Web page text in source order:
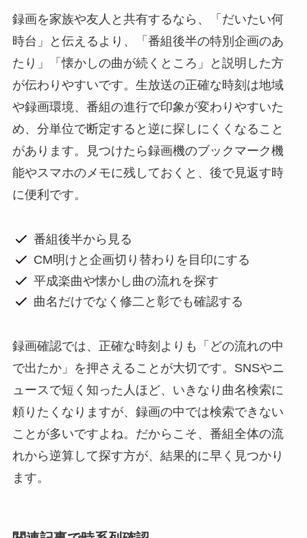
録画を家族や友人と共有するなら、「だいたい何
時台」と伝えるより、「番組後半の特別企画のあ
たり」「懐かしの曲が続くところ」と説明した方
が伝わりやすいです。生放送の正確な時刻は地域
や録画環境、番組の進行で印象が変わりやすいた
め、分単位で断定すると逆に探しにくくなること
があります。見つけたら録画機のブックマーク機
能やスマホのメモに残しておくと、後で見返す時
に便利です。
番組後半から見る
CM明けと企画切り替わりを目印にする
平成楽曲や懐かし曲の流れを探す
曲名だけでなく修二と彰でも確認する
録画確認では、正確な時刻よりも「どの流れの中
で出たか」を押さえることが大切です。SNSやニ
ュースで短く知った人ほど、いきなり曲名検索に
頼りたくなりますが、録画の中では検索できない
ことが多いですよね。だからこそ、番組全体の流
れから逆算して探す方が、結果的に早く見つかり
ます。